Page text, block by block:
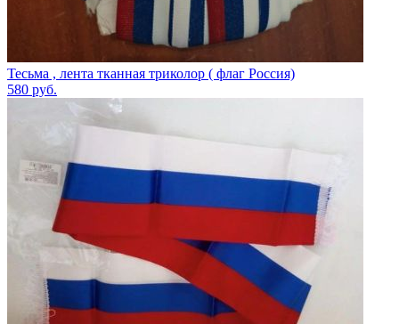
Тесьма , лента тканная триколор ( флаг Россия)
580 руб.